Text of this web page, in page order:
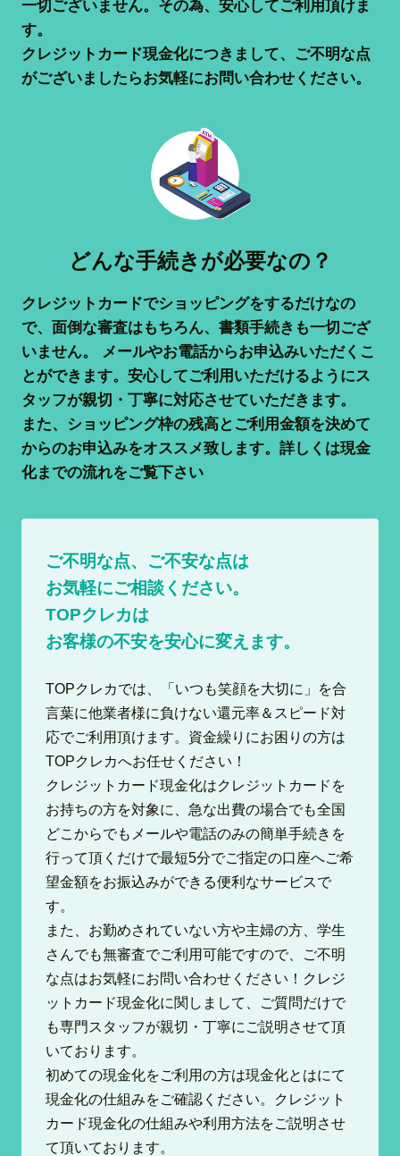
一切ございません。その為、安心してご利用頂けま
す。
クレジットカード現金化につきまして、ご不明な点
がございましたらお気軽にお問い合わせください。
どんな手続きが必要なの？
クレジットカードでショッピングをするだけなの
で、面倒な審査はもちろん、書類手続きも一切ござ
いません。 メールやお電話からお申込みいただくこ
とができます。安心してご利用いただけるようにス
タッフが親切・丁寧に対応させていただきます。
また、ショッピング枠の残高とご利用金額を決めて
からのお申込みをオススメ致します。詳しくは現金
化までの流れをご覧下さい
ご不明な点、ご不安な点は
お気軽にご相談ください。
TOPクレカは
お客様の不安を安心に変えます。
TOPクレカでは、「いつも笑顔を大切に」を合
言葉に他業者様に負けない還元率＆スピード対
応でご利用頂けます。資金繰りにお困りの方は
TOPクレカへお任せください！
クレジットカード現金化はクレジットカードを
お持ちの方を対象に、急な出費の場合でも全国
どこからでもメールや電話のみの簡単手続きを
行って頂くだけで最短5分でご指定の口座へご希
望金額をお振込みができる便利なサービスで
す。
また、お勤めされていない方や主婦の方、学生
さんでも無審査でご利用可能ですので、ご不明
な点はお気軽にお問い合わせください！クレジ
ットカード現金化に関しまして、ご質問だけで
も専門スタッフが親切・丁寧にご説明させて頂
いております。
初めての現金化をご利用の方は現金化とはにて
現金化の仕組みをご確認ください。クレジット
カード現金化の仕組みや利用方法をご説明させ
て頂いております。